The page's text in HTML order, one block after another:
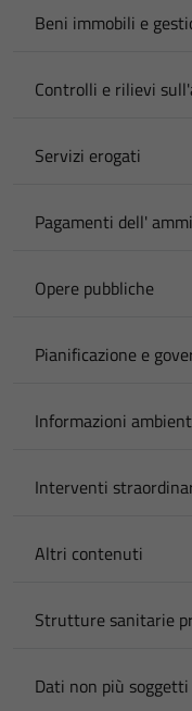
Beni immobili e
Controlli e rilievi
Servizi erogati
Pagamenti dell'
Opere pubbliche
Pianificazione e
Informazioni
Interventi
Altri contenuti
Strutture sanitarie
Dati non più